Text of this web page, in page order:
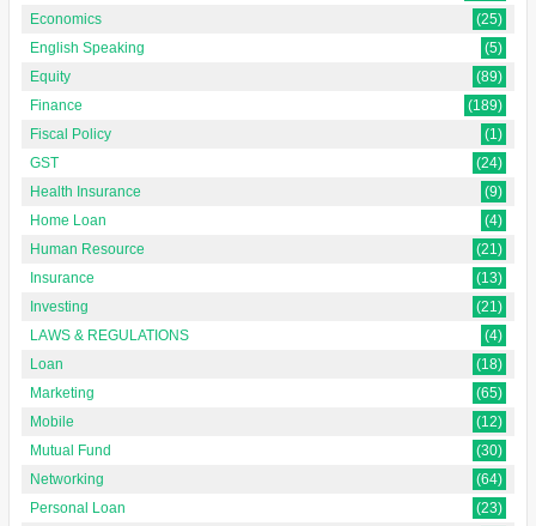
Economics
(25)
English Speaking
(5)
Equity
(89)
Finance
(189)
Fiscal Policy
(1)
GST
(24)
Health Insurance
(9)
Home Loan
(4)
Human Resource
(21)
Insurance
(13)
Investing
(21)
LAWS & REGULATIONS
(4)
Loan
(18)
Marketing
(65)
Mobile
(12)
Mutual Fund
(30)
Networking
(64)
Personal Loan
(23)